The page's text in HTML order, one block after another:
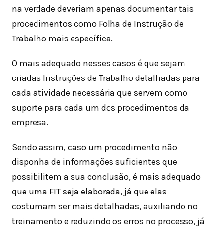
na verdade deveriam apenas documentar tais
procedimentos como Folha de Instrução de
Trabalho mais específica.
O mais adequado nesses casos é que sejam
criadas Instruções de Trabalho detalhadas para
cada atividade necessária que servem como
suporte para cada um dos procedimentos da
empresa.
Sendo assim, caso um procedimento não
disponha de informações suficientes que
possibilitem a sua conclusão, é mais adequado
que uma FIT seja elaborada, já que elas
costumam ser mais detalhadas, auxiliando no
treinamento e reduzindo os erros no processo, já